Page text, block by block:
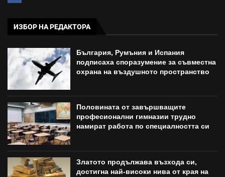
ИЗБОР НА РЕДАКТОРА
България, Румъния и Испания
подписаха споразумение за съвместна
охрана на въздушното пространство
Половината от завършващите
професионални гимназии трудно
намират работа по специалността си
Златото продължава възхода си,
достигна най-високи нива от края на